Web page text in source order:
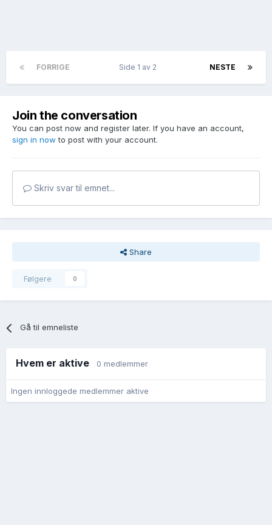
FORRIGE NESTE
Side 1 av 2
Join the conversation
You can post now and register later. If you have an account,
sign in now to post with your account.
Skriv svar til emnet...
Share
Følgere 0
Gå til emneliste
Hvem er aktive 0 medlemmer
Ingen innloggede medlemmer aktive